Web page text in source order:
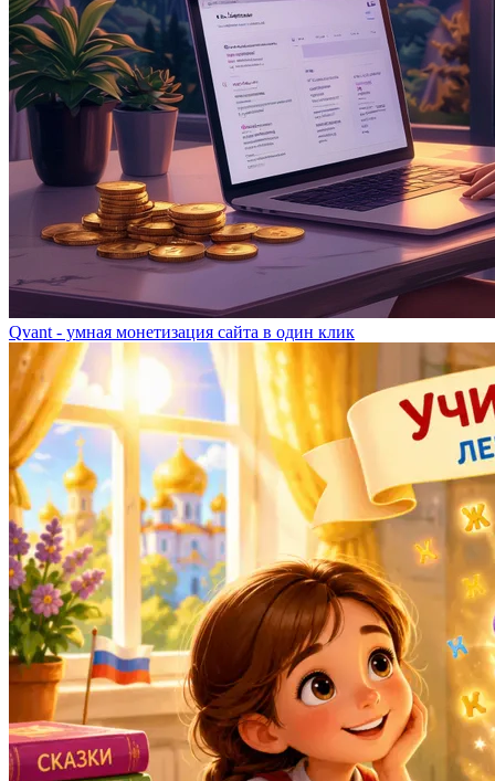
Qvant - умная монетизация сайта в один клик